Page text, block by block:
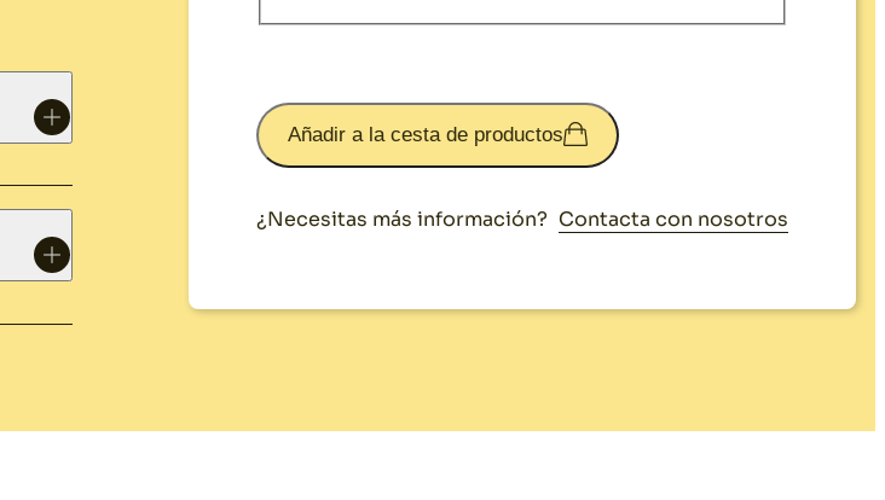
Añadir a la cesta de productos
¿Necesitas más información? Contacta con nosotros